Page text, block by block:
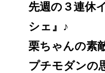
先週の３連休
シェ』♪
栗ちゃんの素
プチモダンの